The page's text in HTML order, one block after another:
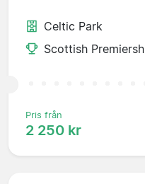
Celtic Park
Scottish
Pris från
2 250 kr